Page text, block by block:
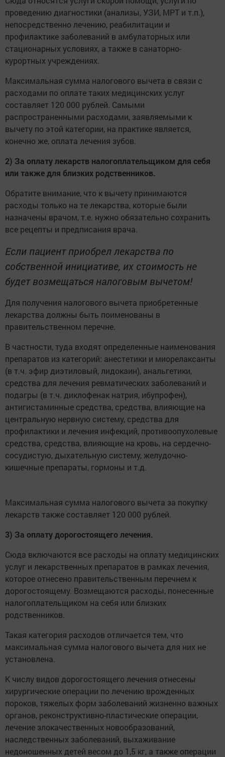
проведению диагностики (анализы, УЗИ, МРТ и т.п.),
непосредственно лечению, реабилитации и
профилактике заболеваний в амбулаторных или
стационарных условиях, а также в санаторно-
курортных учреждениях.
Максимальная сумма налогового вычета в связи с
расходами по оплате таких медицинских услуг
составляет 120 000 рублей. Самыми
распространенными расходами, заявляемыми к
вычету по этой категории, на практике является,
конечно же, оплата лечения зубов.
2) За оплату лекарств налогоплательщиком для себя
или также для близких родственников.
Обратите внимание, что к вычету принимаются
расходы только на те лекарства, которые были
назначены врачом, т.е. нужно обязательно сохранить
все рецепты и предписания врача.
Если пациент приобрел лекарства по
собственной инициативе, их стоимость не
будет возмещаться налоговым вычетом!
Для получения налогового вычета приобретенные
лекарства должны быть поименованы в
правительственном перечне.
В частности, туда входят определенные наименования
препаратов из категорий: анестетики и миорелаксанты
(в т.ч. эфир диэтиловый, лидокаин), анальгетики,
средства для лечения ревматических заболеваний и
подагры (в т.ч. диклофенак натрия, ибупрофен),
антигистаминные средства, средства, влияющие на
центральную нервную систему, средства для
профилактики и лечения инфекций, противоопухолевые
средства, средства, влияющие на кровь, на сердечно-
сосудистую, дыхательную систему, желудочно-
кишечные препараты, гормоны и т.д.
Максимальная сумма налогового вычета за покупку
лекарств также составляет 120 000 рублей.
3) За оплату дорогостоящего лечения.
Сюда включаются все расходы на оплату медицинских
услуг и лекарственных препаратов в рамках лечения,
которое отнесено правительственным перечнем к
дорогостоящему. Возмещаются расходы, понесенные
налогоплательщиком на себя или близких
родственников.
Такая категория расходов отличается тем, что
максимальная сумма налогового вычета для них не
установлена.
К числу видов дорогостоящего лечения отнесены
хирургические операции по лечению врожденных
пороков, тяжелых форм заболеваний жизненно важных
органов, реконструктивно-пластические операции,
лечение злокачественных новообразований,
наследственных заболеваний, выхаживание
недоношенных детей весом до 1,5 кг, а также операции